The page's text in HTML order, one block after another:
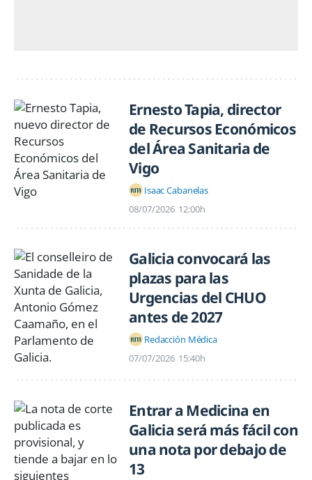
Ernesto Tapia, director
de Recursos Económicos
del Área Sanitaria de
Vigo
Isaac Cabanelas
08/07/2026 12:00h
Galicia convocará las
plazas para las
Urgencias del CHUO
antes de 2027
Redacción Médica
07/07/2026 15:40h
Entrar a Medicina en
Galicia será más fácil con
una nota por debajo de
13